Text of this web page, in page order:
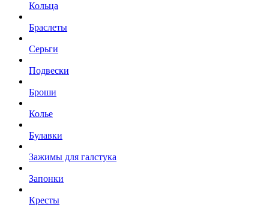
Кольца
Браслеты
Серьги
Подвески
Броши
Колье
Булавки
Зажимы для галстука
Запонки
Кресты